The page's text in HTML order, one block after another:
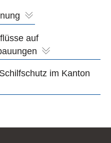
auf
im Kanton